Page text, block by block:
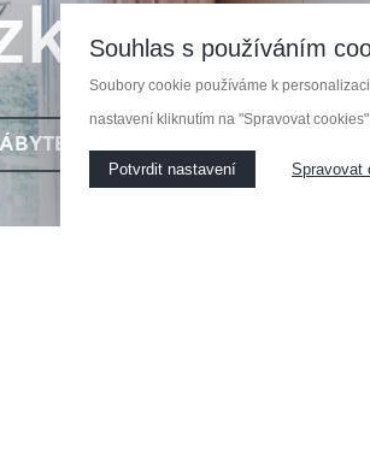
Souhlas s používáním
Soubory cookie používáme k
nastavení kliknutím na "Spravovat
Potvrdit nastavení Spravovat